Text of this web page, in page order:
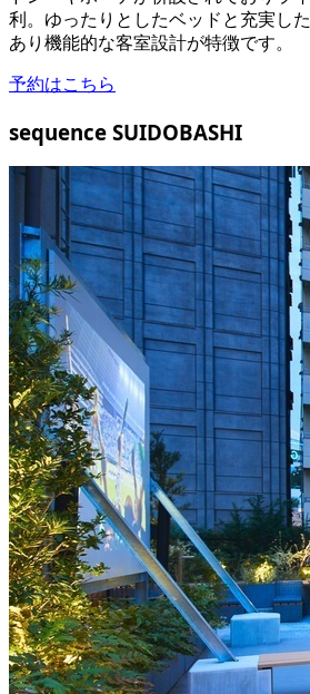
利。ゆったりとしたベッドと充実し
あり機能的な客室設計が特徴です。
予約はこちら
sequence SUIDOBASHI